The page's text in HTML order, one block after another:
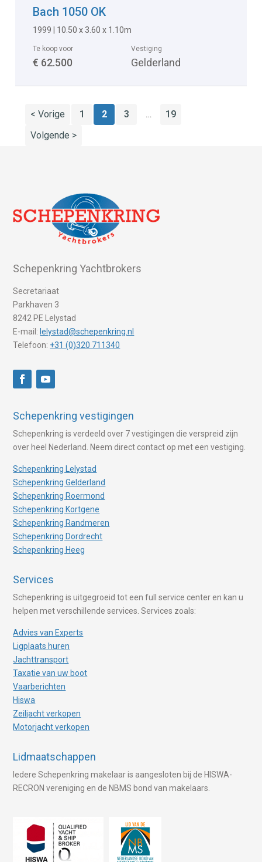
Bach 1050 OK
1999 | 10.50 x 3.60 x 1.10m
Te koop voor
€ 62.500
Vestiging
Gelderland
< Vorige 1 2 3 …
19
Volgende >
Schepenkring Yachtbrokers
Secretariaat
Parkhaven 3
8242 PE Lelystad
E-mail: lelystad@schepenkring.nl
Telefoon: +31 (0)320 711340
Schepenkring vestigingen
Schepenkring is verdeeld over 7 vestigingen die verspreid zijn
over heel Nederland. Neem direct contact op met een vestiging.
Schepenkring Lelystad
Schepenkring Gelderland
Schepenkring Roermond
Schepenkring Kortgene
Schepenkring Randmeren
Schepenkring Dordrecht
Schepenkring Heeg
Services
Schepenkring is uitgegroeid tot een full service center en kan u
helpen met verschillende services. Services zoals:
Advies van Experts
Ligplaats huren
Jachttransport
Taxatie van uw boot
Vaarberichten
Hiswa
Zeiljacht verkopen
Motorjacht verkopen
Lidmaatschappen
Iedere Schepenkring makelaar is aangesloten bij de HISWA-
RECRON vereniging en de NBMS bond van makelaars.